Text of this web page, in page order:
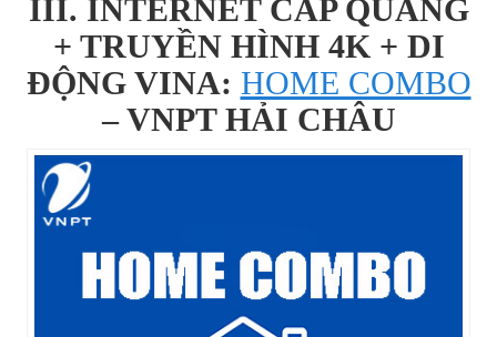
III. INTERNET CÁP QUANG
+ TRUYỀN HÌNH 4K + DI
ĐỘNG VINA: HOME COMBO
– VNPT HẢI CHÂU